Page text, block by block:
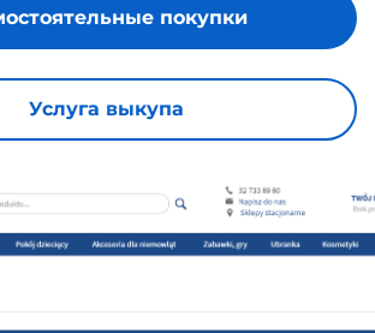
Услуга выкупа
покупки